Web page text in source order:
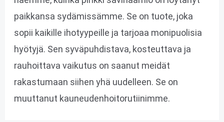
paikkansa sydämissämme. Se on tuote, joka
sopii kaikille ihotyypeille ja tarjoaa monipuolisia
hyötyjä. Sen syväpuhdistava, kosteuttava ja
rauhoittava vaikutus on saanut meidät
rakastumaan siihen yhä uudelleen. Se on
muuttanut kauneudenhoitorutiinimme.